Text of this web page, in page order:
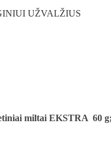
UŽVALŽIUS
miltai EKSTRA  60 g;